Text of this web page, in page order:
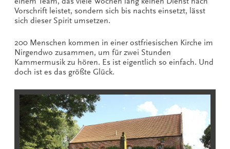
Vorschrift leistet, sondern sich bis nachts einsetzt, lässt
sich dieser Spirit umsetzen.
200 Menschen kommen in einer ostfriesischen Kirche im
Nirgendwo zusammen, um für zwei Stunden
Kammermusik zu hören. Es ist eigentlich so einfach. Und
doch ist es das größte Glück.